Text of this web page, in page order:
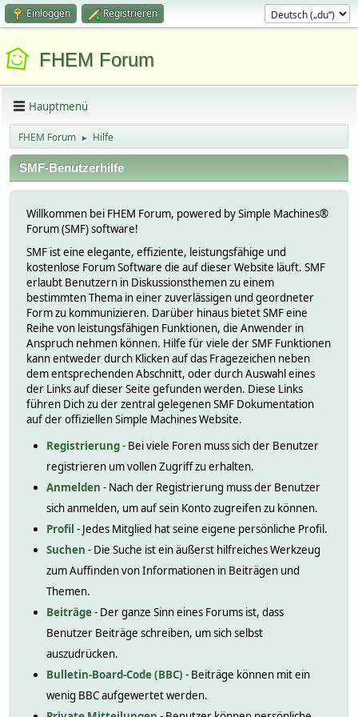
Einloggen Registrieren
FHEM Forum
Hauptmenü
FHEM Forum ► Hilfe
SMF-Benutzerhilfe
Willkommen bei FHEM Forum, powered by Simple Machines®
Forum (SMF) software!
SMF ist eine elegante, effiziente, leistungsfähige und
kostenlose Forum Software die auf dieser Website läuft. SMF
erlaubt Benutzern in Diskussionsthemen zu einem
bestimmten Thema in einer zuverlässigen und geordneter
Form zu kommunizieren. Darüber hinaus bietet SMF eine
Reihe von leistungsfähigen Funktionen, die Anwender in
Anspruch nehmen können. Hilfe für viele der SMF Funktionen
kann entweder durch Klicken auf das Fragezeichen neben
dem entsprechenden Abschnitt, oder durch Auswahl eines
der Links auf dieser Seite gefunden werden. Diese Links
führen Dich zu der zentral gelegenen SMF Dokumentation
auf der offiziellen Simple Machines Website.
Registrierung- Bei viele Foren muss sich der Benutzer
registrieren um vollen Zugriff zu erhalten.
Anmelden - Nach der Registrierung muss der Benutzer
sich anmelden, um auf sein Konto zugreifen zu können.
Profil - Jedes Mitglied hat seine eigene persönliche Profil.
Suchen - Die Suche ist ein äußerst hilfreiches Werkzeug
zum Auffinden von Informationen in Beiträgen und
Themen.
Beiträge- Der ganze Sinn eines Forums ist, dass
Benutzer Beiträge schreiben, um sich selbst
auszudrücken.
Bulletin-Board-Code (BBC) - Beiträge können mit ein
wenig BBC aufgewertet werden.